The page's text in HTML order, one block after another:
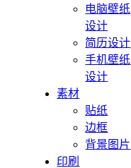
电脑壁纸
设计
简历设计
手机壁纸
设计
素材
贴纸
边框
背景图片
印刷